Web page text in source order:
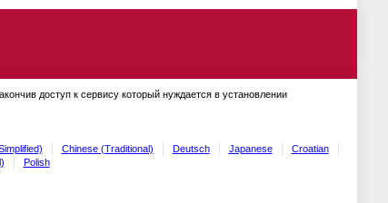
доступ к сервису который нуждается в установлении
Chinese (Traditional) Deutsch Japanese
Croatian
Polish